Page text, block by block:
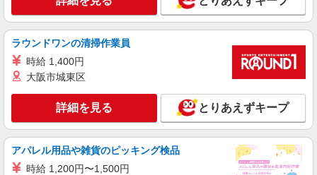
有）★ ゜・。○。・゜+゜・。○。・゜+゜
キープ 詳細を見る
派遣社員
株式会社シエロ
【楽天モバイル】の携帯販売スタッフ
給（規定あり） ゜+゜・。○。・゜+゜・。
○。・゜+゜ 入社祝い金10万円支給(規定有) お友達
を紹介頂くと, インセンティブ支給(規定有) ★月2
回払い・週払い可能（規程有）★ ゜・。○。・゜
+゜・。○。・゜+゜
愛知県稲沢市の楽天モバイルショップ
キープ 詳細を見る
ラウンドワンの清掃作業員
時給 1,400円
大阪市城東区
詳細を見る とりあえずキープ
アパレル用品や雑貨のピッキング検品
時給 1,200円〜1,500円